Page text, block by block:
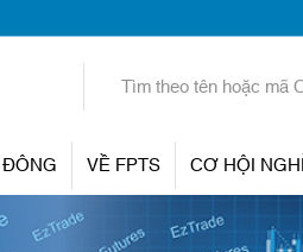
VỀ FPTS CƠ HỘI